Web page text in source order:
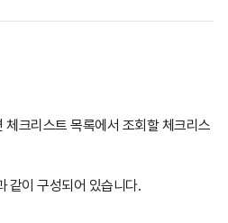
체크리스트 목록에서 조회할 체크리스
같이 구성되어 있습니다.